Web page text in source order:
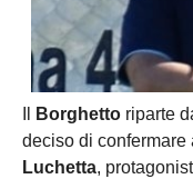
Borghetto riparte
deciso di confermare
Luchetta,